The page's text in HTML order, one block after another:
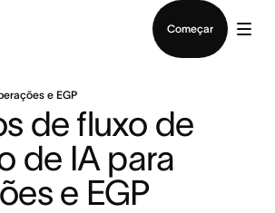
Começar
e EGP
de fluxo de
de IA para
e EGP